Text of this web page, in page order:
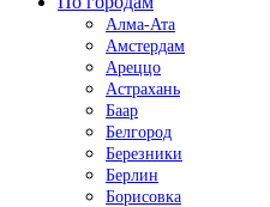
Алма-Ата
Амстердам
Ареццо
Астрахань
Баар
Белгород
Березники
Берлин
Борисовка